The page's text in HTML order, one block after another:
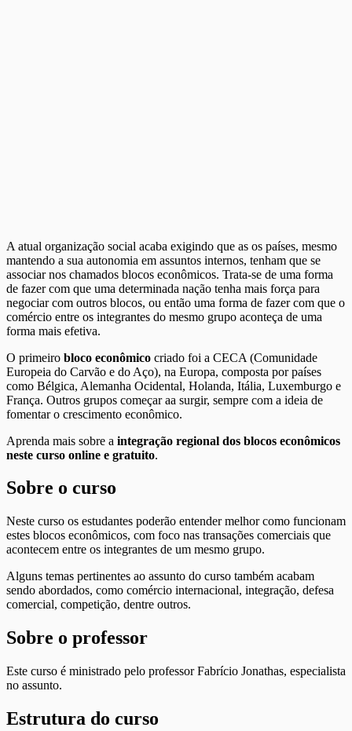
A atual organização social acaba exigindo que as os países, mesmo
mantendo a sua autonomia em assuntos internos, tenham que se
associar nos chamados blocos econômicos. Trata-se de uma forma
de fazer com que uma determinada nação tenha mais força para
negociar com outros blocos, ou então uma forma de fazer com que o
comércio entre os integrantes do mesmo grupo aconteça de uma
forma mais efetiva.
O primeiro bloco econômico criado foi a CECA (Comunidade
Europeia do Carvão e do Aço), na Europa, composta por países
como Bélgica, Alemanha Ocidental, Holanda, Itália, Luxemburgo e
França. Outros grupos começar aa surgir, sempre com a ideia de
fomentar o crescimento econômico.
Aprenda mais sobre a integração regional dos blocos econômicos
neste curso online e gratuito.
Sobre o curso
Neste curso os estudantes poderão entender melhor como funcionam
estes blocos econômicos, com foco nas transações comerciais que
acontecem entre os integrantes de um mesmo grupo.
Alguns temas pertinentes ao assunto do curso também acabam
sendo abordados, como comércio internacional, integração, defesa
comercial, competição, dentre outros.
Sobre o professor
Este curso é ministrado pelo professor Fabrício Jonathas, especialista
no assunto.
Estrutura do curso